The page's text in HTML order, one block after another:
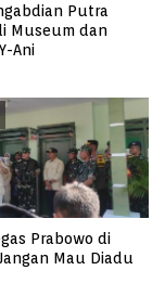
Putra
Museum dan
Ani
Prabowo di
Mau Diadu